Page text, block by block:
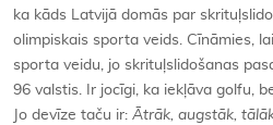
ka kāds Latvijā domās par
olimpiskais sporta veids. Cīnāmies,
sporta veidu, jo skrituļslidošanas
96 valstis. Ir jocīgi, ka iekļāva golfu,
Jo devīze taču ir: Ātrāk, augstāk,